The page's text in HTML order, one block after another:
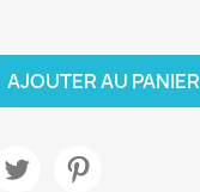
AJOUTER AU PANIER